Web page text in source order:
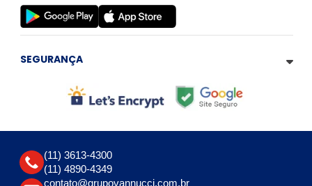
SEGURANÇA
(11) 3613-4300
(11) 4890-4349
contato@grupovannucci.com.br